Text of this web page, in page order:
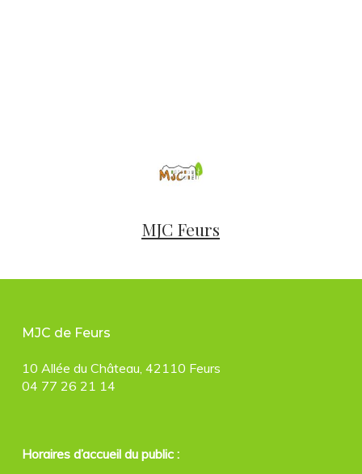
MJC Feurs
MJC de Feurs
10 Allée du Château, 42110 Feurs
04 77 26 21 14
Horaires d’accueil du public :